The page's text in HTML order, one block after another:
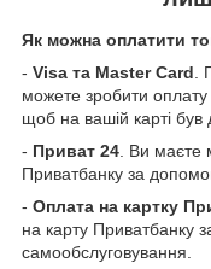
Як можна оплатити
- Visa та Master Card.
можете зробити
щоб на вашій карті був
- Приват 24. Ви маєте
Приватбанку за
- Оплата на картку
на карту Приватбанку
самообслуговування.